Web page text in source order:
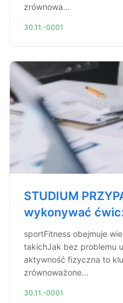
zrównowa...
30.11.-0001
STUDIUM
wykonywać
sportFitness obejmuje
takichJak bez problemu
aktywność fizyczna to
zrównoważone...
30.11.-0001